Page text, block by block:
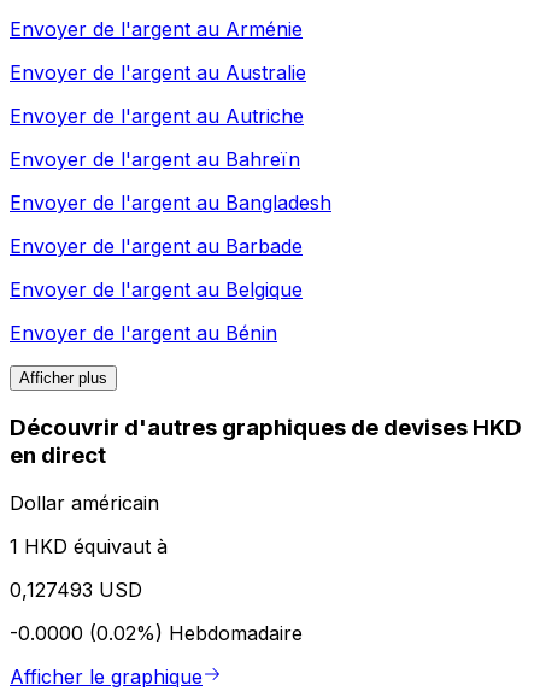
Envoyer de l'argent au Arménie
Envoyer de l'argent au Australie
Envoyer de l'argent au Autriche
Envoyer de l'argent au Bahreïn
Envoyer de l'argent au Bangladesh
Envoyer de l'argent au Barbade
Envoyer de l'argent au Belgique
Envoyer de l'argent au Bénin
Afficher plus
Découvrir d'autres graphiques de devises HKD
en direct
Dollar américain
1 HKD équivaut à
0,127493 USD
-0.0000 (0.02%) Hebdomadaire
Afficher le graphique